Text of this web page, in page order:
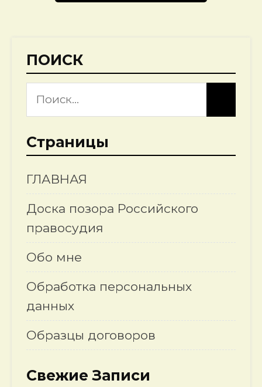
ПОИСК
Страницы
ГЛАВНАЯ
Доска позора Российского
правосудия
Обо мне
Обработка персональных
данных
Образцы договоров
Свежие Записи